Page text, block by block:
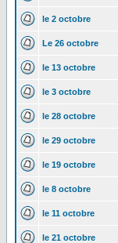
le 2 octobre
Le 26 octobre
le 13 octobre
le 3 octobre
le 28 octobre
le 29 octobre
le 19 octobre
le 8 octobre
le 11 octobre
le 21 octobre